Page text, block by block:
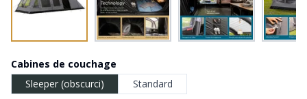
Cabines de couchage
Sleeper (obscurci)
Standard